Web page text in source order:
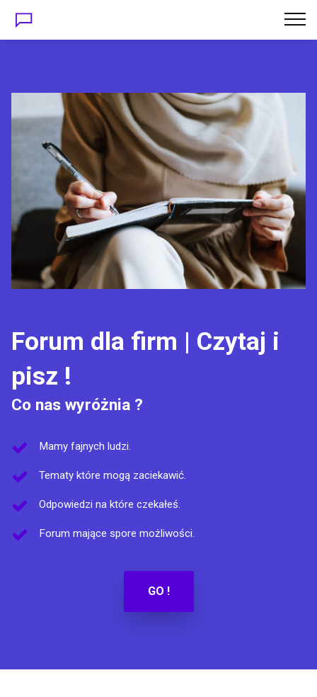
Forum dla firm | Czytaj i
pisz !
Co nas wyróżnia ?
Mamy fajnych ludzi.
Tematy które mogą zaciekawić.
Odpowiedzi na które czekałeś.
Forum mające spore możliwości.
GO !